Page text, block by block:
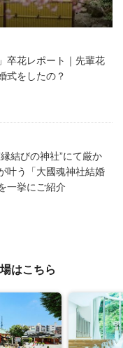
卒花レポート｜先輩花
式をしたの？
結びの神社”にて厳か
叶う「大國魂神社結婚
一挙にご紹介
はこちら